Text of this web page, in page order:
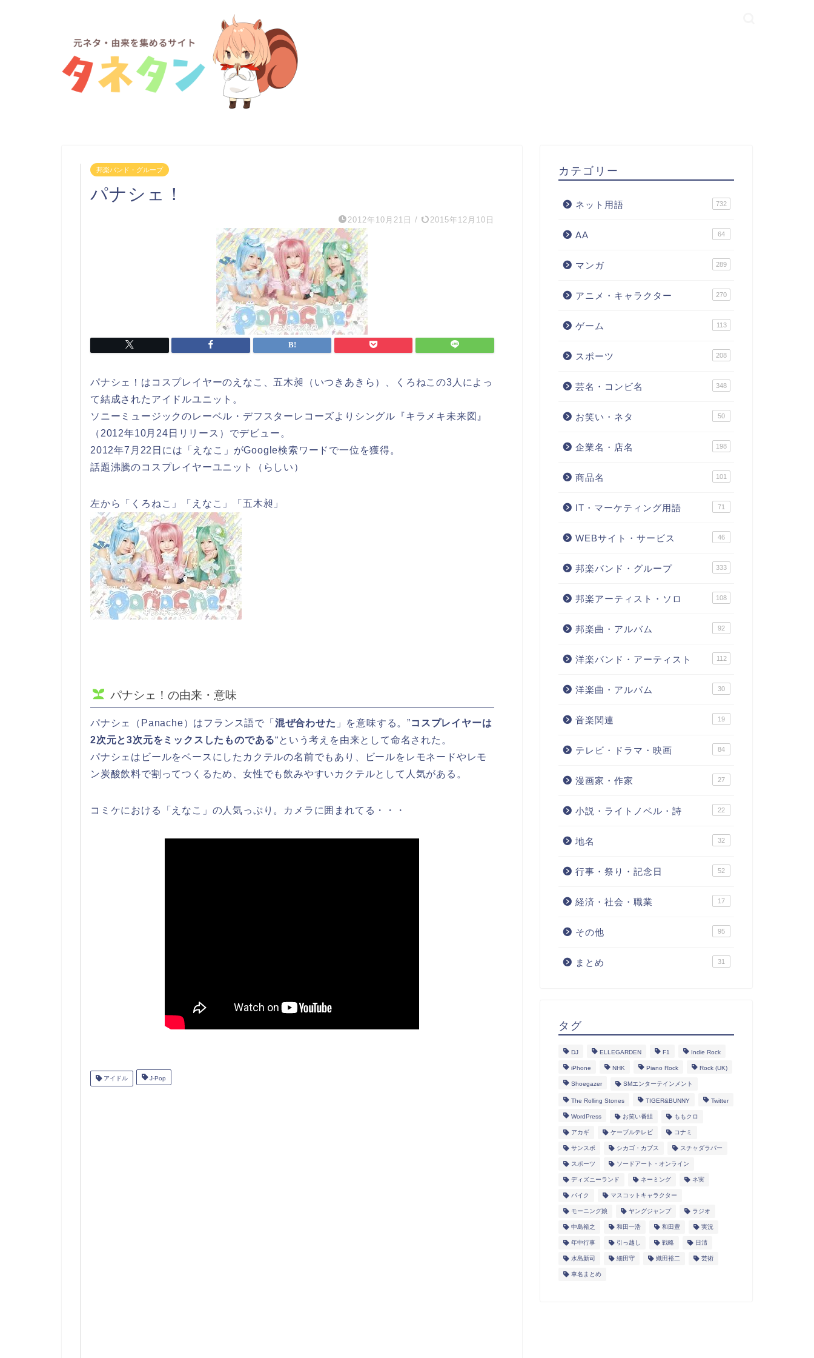
邦楽バンド・グループ
パナシェ！
2012年10月21日 / 2015年12月10日
パナシェ！はコスプレイヤーのえなこ、五木昶（いつきあきら）、くろねこの3人によっ
て結成されたアイドルユニット。
ソニーミュージックのレーベル・デフスターレコーズよりシングル『キラメキ未来図』
（2012年10月24日リリース）でデビュー。
2012年7月22日には「えなこ」がGoogle検索ワードで一位を獲得。
話題沸騰のコスプレイヤーユニット（らしい）
左から「くろねこ」「えなこ」「五木昶」
パナシェ！の由来・意味
パナシェ（Panache）はフランス語で「 混ぜ合わせた 」を意味する。”コスプレイヤーは
2次元と3次元をミックスしたものである“という考えを由来として命名された。
パナシェはビールをベースにしたカクテルの名前でもあり、ビールをレモネードやレモ
ン炭酸飲料で割ってつくるため、女性でも飲みやすいカクテルとして人気がある。
コミケにおける「えなこ」の人気っぷり。カメラに囲まれてる・・・
アイドル J-Pop
カテゴリー
ネット用語 732
AA 64
マンガ 289
アニメ・キャラクター 270
ゲーム 113
スポーツ 208
芸名・コンビ名 348
お笑い・ネタ 50
企業名・店名 198
商品名 101
IT・マーケティング用語 71
WEBサイト・サービス 46
邦楽バンド・グループ 333
邦楽アーティスト・ソロ 108
邦楽曲・アルバム 92
洋楽バンド・アーティスト 112
洋楽曲・アルバム 30
音楽関連 19
テレビ・ドラマ・映画 84
漫画家・作家 27
小説・ライトノベル・詩 22
地名 32
行事・祭り・記念日 52
経済・社会・職業 17
その他 95
まとめ 31
タグ
DJ ELLEGARDEN F1 Indie Rock
iPhone NHK Piano Rock Rock (UK)
Shoegazer SMエンターテインメント
The Rolling Stones TIGER&BUNNY Twitter
WordPress お笑い番組 ももクロ
アカギ ケーブルテレビ コナミ
サンスポ シカゴ・カブス スチャダラパー
スポーツ ソードアート・オンライン
ディズニーランド ネーミング ネ実
バイク マスコットキャラクター
モーニング娘 ヤングジャンプ ラジオ
中島裕之 和田一浩 和田豊 実況
年中行事 引っ越し 戦略 日清
水島新司 細田守 織田裕二 芸術
車名まとめ